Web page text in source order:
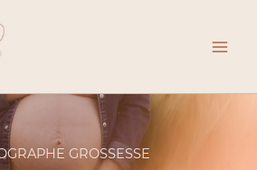
GROSSESSE